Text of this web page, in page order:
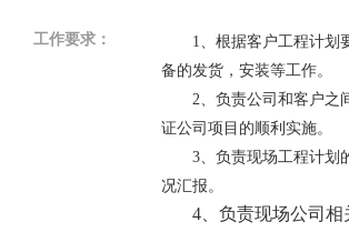
工作要求：
1、根据客户工程计划
备的发货，安装等工作。
2、负责公司和客户之
证公司项目的顺利实施。
3、负责现场工程计划
况汇报。
4、负责现场公司